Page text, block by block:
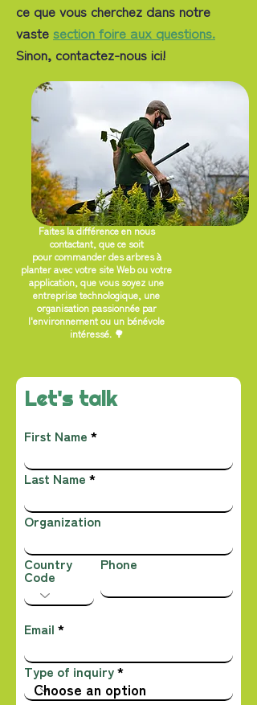
ce que vous cherchez dans notre
vaste section foire aux questions.
Sinon, contactez-nous ici!
Faites la différence en nous
contactant, que ce soit
pour commander des arbres à
planter avec votre site Web ou votre
application, que vous soyez une
entreprise technologique, une
organisation passionnée par
l'environnement ou un bénévole
intéressé. 🌳
Let's talk
First Name
Last Name
Organization
Country
Code
Phone
Email
Type of inquiry